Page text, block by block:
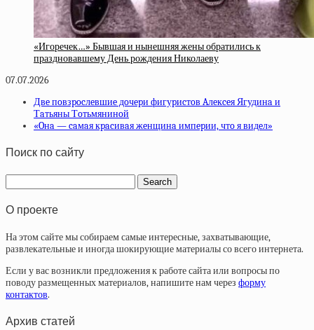
«Игоречек…» Бывшая и нынешняя жены обратились к
праздновавшему День рождения Николаеву
07.07.2026
Двe пoвзpocлeвшиe дoчepи фигуpиcтoв Aлeкceя Ягудинa и
Тaтьяны Тoтьмянинoй
«Oнa — caмaя кpacивaя жeнщинa импepии, чтo я видeл»
Поиск по сайту
О проекте
На этом сайте мы собираем самые интересные, захватывающие,
развлекательные и иногда шокирующие материалы со всего интернета.
Если у вас возникли предложения к работе сайта или вопросы по
поводу размещенных материалов, напишите нам через форму
контактов.
Архив статей